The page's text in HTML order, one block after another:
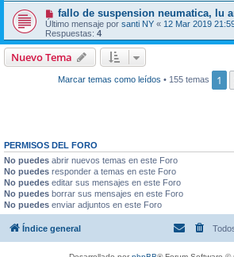
fallo de suspension neumatica, lu
Último mensaje por santi NY « 12 Mar 2019
Respuestas: 4
Nuevo Tema
Marcar temas como leídos • 155 temas 1
PERMISOS DEL FORO
No puedes abrir nuevos temas en este Foro
No puedes responder a temas en este Foro
No puedes editar sus mensajes en este Foro
No puedes borrar sus mensajes en este Foro
No puedes enviar adjuntos en este Foro
Índice general